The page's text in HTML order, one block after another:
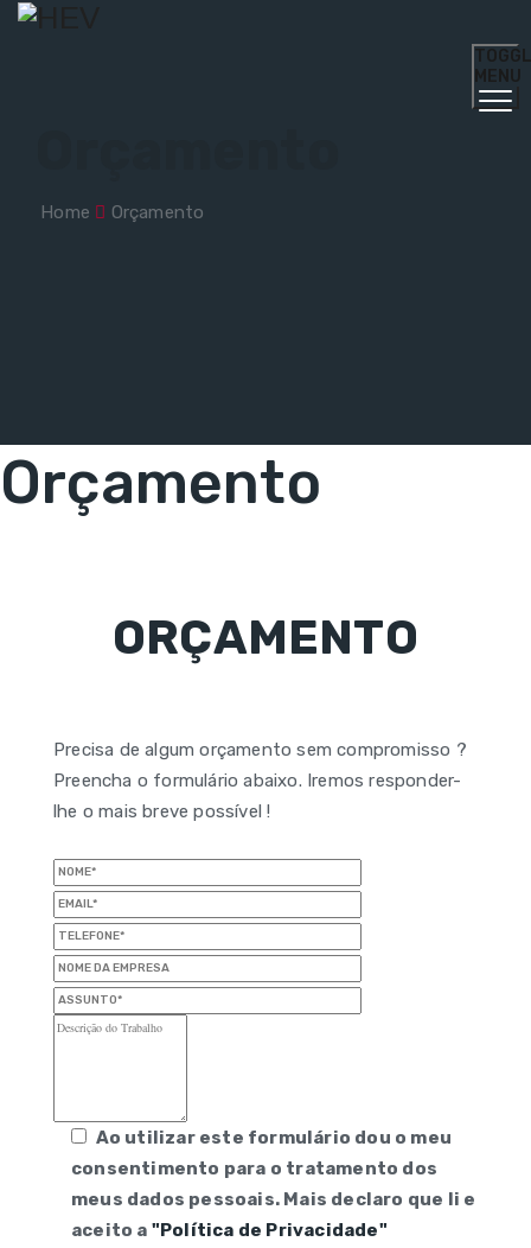
MENU
Home Orçamento
Orçamento
ORÇAMENTO
Precisa de algum orçamento sem compromisso ?
Preencha o formulário abaixo. Iremos responder-
lhe o mais breve possível !
Ao utilizar este formulário dou o meu
consentimento para o tratamento dos
meus dados pessoais. Mais declaro que li e
aceito a "Política de Privacidade"